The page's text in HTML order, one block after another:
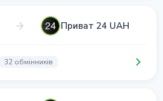
Приват 24 UAH
32 обмінників